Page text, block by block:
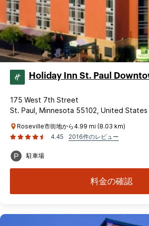
Holiday Inn St. Paul
175 West 7th Street
St. Paul, Minnesota 55102, United States
Roseville市街地から4.99 mi (8.03 km)
4.45
2016件のレビュー
駐車場
料金の確認